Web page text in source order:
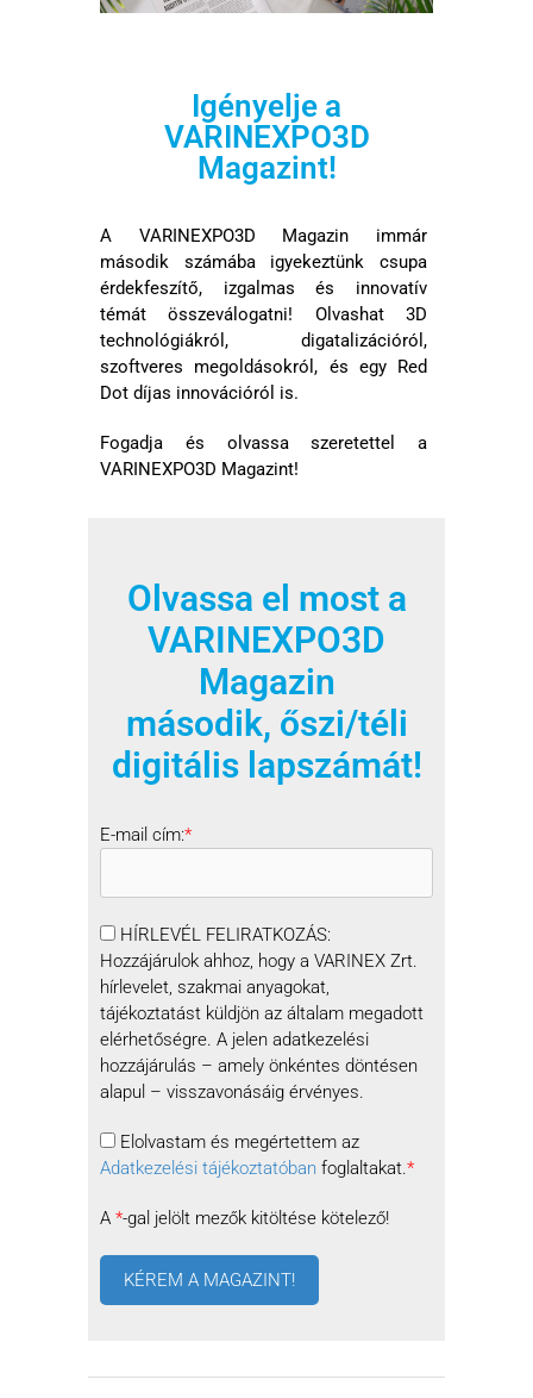
Igényelje a
VARINEXPO3D
Magazint!
A VARINEXPO3D Magazin immár
második számába igyekeztünk csupa
érdekfeszítő, izgalmas és innovatív
témát összeválogatni! Olvashat 3D
technológiákról, digatalizációról,
szoftveres megoldásokról, és egy Red
Dot díjas innovációról is.
Fogadja és olvassa szeretettel a
VARINEXPO3D Magazint!
Olvassa el most a
VARINEXPO3D
Magazin
második, őszi/téli
digitális lapszámát!
E-mail cím:*
HÍRLEVÉL FELIRATKOZÁS:
Hozzájárulok ahhoz, hogy a VARINEX Zrt.
hírlevelet, szakmai anyagokat,
tájékoztatást küldjön az általam megadott
elérhetőségre. A jelen adatkezelési
hozzájárulás – amely önkéntes döntésen
alapul – visszavonásáig érvényes.
Elolvastam és megértettem az
Adatkezelési tájékoztatóban foglaltakat.*
A *-gal jelölt mezők kitöltése kötelező!